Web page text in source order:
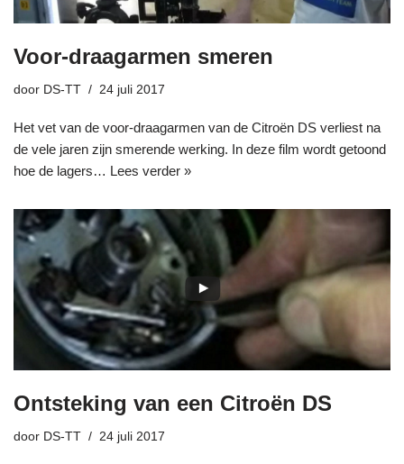
Voor-draagarmen smeren
door DS-TT 24 juli 2017
Het vet van de voor-draagarmen van de Citroën DS verliest na
de vele jaren zijn smerende werking. In deze film wordt getoond
hoe de lagers… Lees verder »
Ontsteking van een Citroën DS
door DS-TT 24 juli 2017